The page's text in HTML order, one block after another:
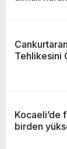
Tehlikesini
Kocaeli’de
birden